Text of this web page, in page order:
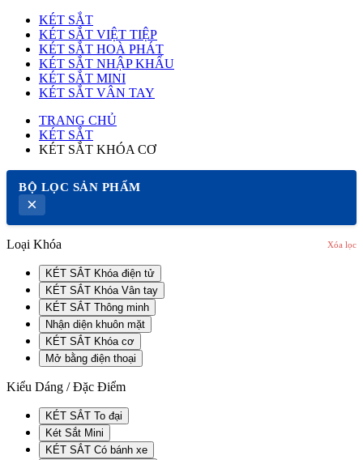
KÉT SẮT
KÉT SẮT VIỆT TIỆP
KÉT SẮT HOÀ PHÁT
KÉT SẮT NHẬP KHẨU
KÉT SẮT MINI
KÉT SẮT VÂN TAY
TRANG CHỦ
KÉT SẮT
KÉT SẮT KHÓA CƠ
BỘ LỌC SẢN PHẨM
×
Loại Khóa Xóa lọc
KÉT SẮT Khóa điện tử
KÉT SẮT Khóa Vân tay
KÉT SẮT Thông minh
Nhận diện khuôn mặt
KÉT SẮT Khóa cơ
Mở bằng điện thoại
Kiểu Dáng / Đặc Điểm
KÉT SẮT To đại
Két Sắt Mini
KÉT SẮT Có bánh xe